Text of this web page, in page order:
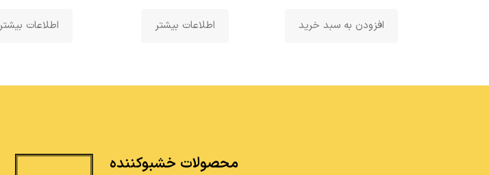
افزودن به سبد خرید اطلاعات بیشتر اطلاعات بیشتر
محصولات خشبوکننده